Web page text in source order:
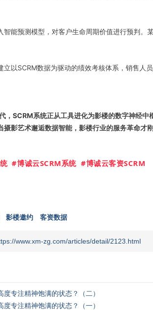
智能预测模型，对客户生命周期价值进行预判。
立以SCRM数据为驱动的绩效考核体系，销售
SCRM系统正从工具进化为影楼的数字神经中
摄影艺术邂逅数据智能，影楼行业的服务革命才
#博诚云SCRM系统 #博诚云客资SCRM
影楼邀约 客资数据
www.xm-zg.com/articles/detail/2123.html
度专注精神饱满的状态？（二）
度专注精神饱满的状态？（一）